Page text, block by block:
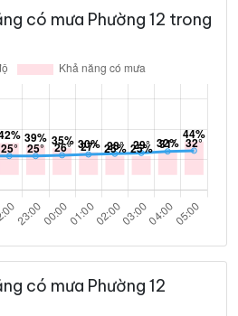
có mưa Phường 12 trong
có mưa Phường 12